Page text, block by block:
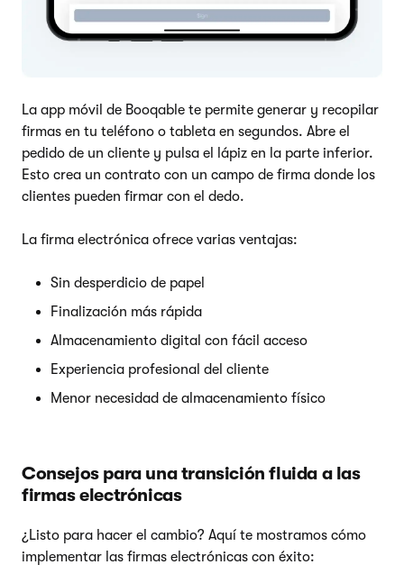
La app móvil de Booqable te permite generar y recopilar
firmas en tu teléfono o tableta en segundos. Abre el
pedido de un cliente y pulsa el lápiz en la parte inferior.
Esto crea un contrato con un campo de firma donde los
clientes pueden firmar con el dedo.
La firma electrónica ofrece varias ventajas:
Sin desperdicio de papel
Finalización más rápida
Almacenamiento digital con fácil acceso
Experiencia profesional del cliente
Menor necesidad de almacenamiento físico
Consejos para una transición fluida a las
firmas electrónicas
¿Listo para hacer el cambio? Aquí te mostramos cómo
implementar las firmas electrónicas con éxito: